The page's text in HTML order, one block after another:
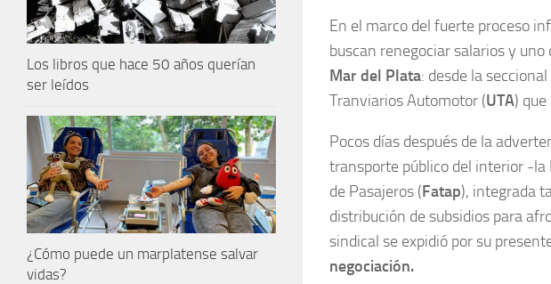
En el marco del fuerte proceso
buscan renegociar salarios y
Mar del Plata: desde la
Tranviarios Automotor (UTA)
Pocos días después de la
transporte público del interior -
de Pasajeros (Fatap), integrada
distribución de subsidios para
sindical se expidió por su
negociación.
Los libros que hace 50 años querían
ser leídos
¿Cómo puede un marplatense salvar
vidas?